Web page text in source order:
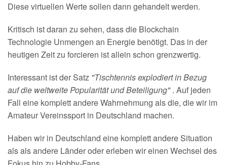
Diese virtuellen Werte sollen dann gehandelt werden.
Kritisch ist daran zu sehen, dass die Blockchain
Technologie Unmengen an Energie benötigt. Das in der
heutigen Zeit zu forcieren ist allein schon grenzwertig.
Interessant ist der Satz "Tischtennis explodiert in Bezug
auf die weltweite Popularität und Beteiligung". Auf jeden
Fall eine komplett andere Wahrnehmung als die, die wir im
Amateur Vereinssport in Deutschland machen.
Haben wir in Deutschland eine komplett andere Situation
als als andere Länder oder erleben wir einen Wechsel des